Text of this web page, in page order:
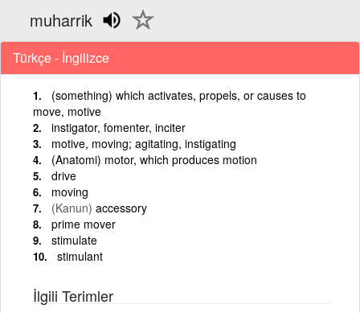
muharrik
Türkçe - İngilizce
(something) which activates, propels, or causes to
move, motive
instigator, fomenter, inciter
motive, moving; agitating, instigating
(Anatomi) motor, which produces motion
drive
moving
(Kanun) accessory
prime mover
stimulate
stimulant
İlgili Terimler